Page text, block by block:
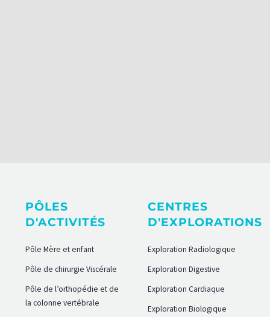
PÔLES
D'ACTIVITÉS
Pôle Mère et enfant
Pôle de chirurgie Viscérale
Pôle de l’orthopédie et de
la colonne vertébrale
CENTRES
D'EXPLORATIONS
Exploration Radiologique
Exploration Digestive
Exploration Cardiaque
Exploration Biologique